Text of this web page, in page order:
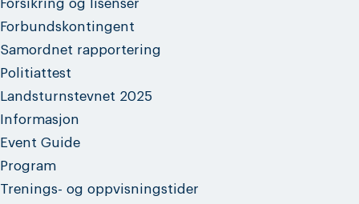
Forsikring og lisenser
Forbundskontingent
Samordnet rapportering
Politiattest
Landsturnstevnet 2025
Informasjon
Event Guide
Program
Trenings- og oppvisningstider